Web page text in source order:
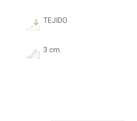
TEJIDO
3 cm.